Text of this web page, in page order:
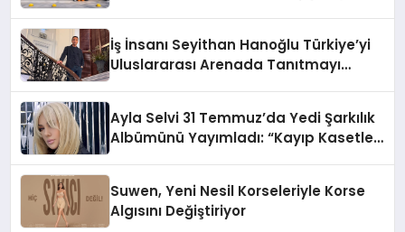
İş İnsanı Seyithan Hanoğlu Türkiye’yi
Uluslararası Arenada Tanıtmayı
Ayla Selvi 31 Temmuz’da Yedi Şarkılık
Albümünü Yayımladı: “Kayıp Kasetler
Suwen, Yeni Nesil Korseleriyle Korse
Algısını Değiştiriyor